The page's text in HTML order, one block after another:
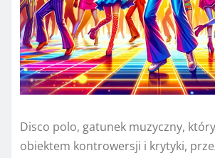
Disco polo, gatunek muzyczny,
obiektem kontrowersji i krytyki,